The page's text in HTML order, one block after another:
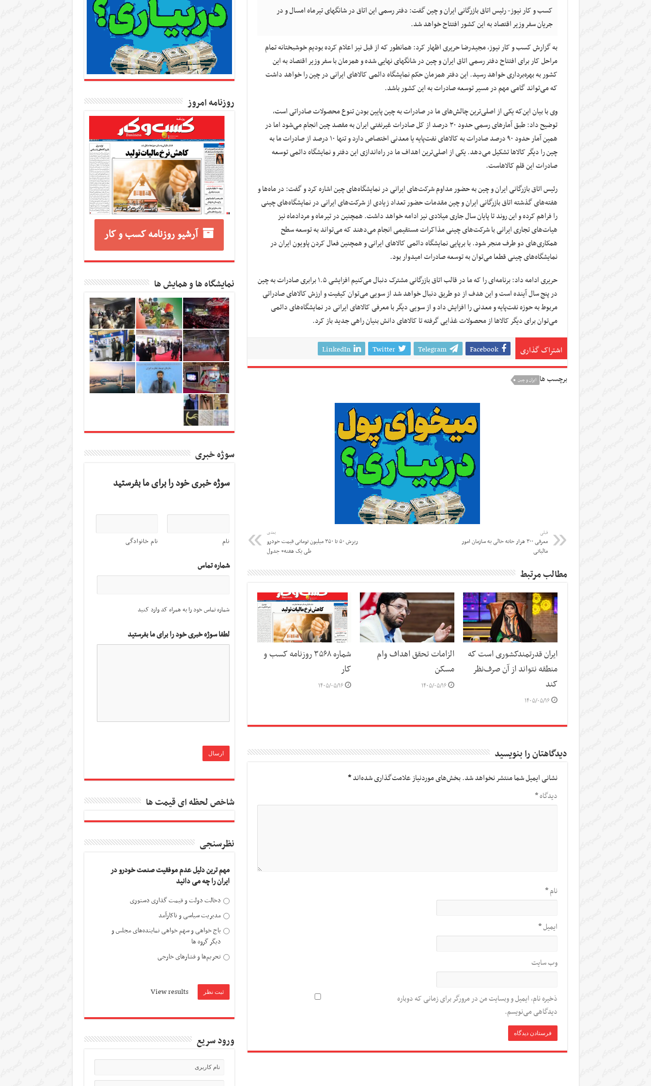
کسب و کار نیوز- رئیس اتاق بازرگانی ایران و چین گفت: دفتر رسمی این اتاق در شانگهای تیرماه امسال و در
جریان سفر وزیر اقتصاد به این کشور افتتاح خواهد شد.
به گزارش کسب و کار نیوز، مجیدرضا حریری اظهار کرد: همانطور که از قبل نیز اعلام کرده بودیم خوشبختانه تمام
مراحل کار برای افتتاح دفتر رسمی اتاق ایران و چین در شانگهای نهایی شده و همزمان با سفر وزیر اقتصاد به این
کشور به بهره‌برداری خواهد رسید. این دفتر همزمان حکم نمایشگاه دائمی کالاهای ایرانی در چین را خواهد داشت
که می‌تواند گامی مهم در مسیر توسعه صادرات به این کشور باشد.
وی با بیان این‌که یکی از اصلی‌ترین چالش‌های ما در صادرات به چین پایین بودن تنوع محصولات صادراتی است،
توضیح داد: طبق آمارهای رسمی حدود ۳۰ درصد از کل صادرات غیرنفتی ایران به مقصد چین انجام می‌شود اما در
همین آمار حدود ۹۰ درصد صادرات به کالاهای نفت‌پایه یا معدنی اختصاص دارد و تنها ۱۰ درصد از صادرات ما به
چین را دیگر کالاها تشکیل می‌دهد. یکی از اصلی‌ترین اهداف ما در راه‌اندازی این دفتر و نمایشگاه دائمی توسعه
صادرات این قلم کالاهاست.
رئیس اتاق بازرگانی ایران و چین به حضور مداوم شرکت‌های ایرانی در نمایشگاه‌های چین اشاره کرد و گفت: در ماه‌ها و
هفته‌های گذشته اتاق بازرگانی ایران و چین مقدمات حضور تعداد زیادی از شرکت‌های ایرانی در نمایشگاه‌های چینی
را فراهم کرده و این روند تا پایان سال جاری میلادی نیز ادامه خواهد داشت. همچنین در تیرماه و مردادماه نیز
هیات‌های تجاری ایرانی با شرکت‌های چینی مذاکرات مستقیمی انجام می‌دهند که می‌تواند به توسعه سطح
همکاری‌های دو طرف منجر شود. با برپایی نمایشگاه‌ دائمی کالاهای ایرانی و همچنین فعال کردن پاویون ایران در
نمایشگاه‌های چینی قطعا می‌توان به توسعه صادرات امیدوار بود.
حریری ادامه داد: برنامه‌ای را که ما در قالب اتاق بازرگانی مشترک دنبال می‌کنیم افزایشی ۱.۵ برابری صادرات به چین
در پنج سال آینده است و این هدف از دو طریق دنبال خواهد شد از سویی می‌توان کیفیت و ارزش کالاهای صادراتی
مربوط به حوزه نفت‌پایه و معدنی را افزایش داد و از سویی دیگر با معرفی کالاهای ایرانی در نمایشگاه‌های دائمی
می‌توان برای دیگر کالاها از محصولات غذایی گرفته تا کالاهای دانش بنیان راهی جدید باز کرد.
اشتراک گذاری Facebook
Telegram
Twitter
LinkedIn
برچسب ها ایران و چین
قبلی
معرفی ۳۰۰ هزار خانه خالی به سازمان امور
مالیاتی
بعدی
ریزش ۵۰ تا ۳۵۰ میلیون تومانی قیمت خودرو
طی یک هفته+ جدول
مطالب مرتبط
ایران قدرتمندکشوری است که
منطقه نتواند از آن صرف‌نظر
کند
۱۴۰۵/۰۵/۱۶
الزامات تحقق اهداف وام
مسکن
۱۴۰۵/۰۵/۱۶
شماره ۳۵۶۸ روزنامه کسب و
کار
۱۴۰۵/۰۵/۱۶
دیدگاهتان را بنویسید
نشانی ایمیل شما منتشر نخواهد شد.بخش‌های موردنیاز علامت‌گذاری شده‌اند*
دیدگاه*
نام*
ایمیل*
وب‌ سایت
ذخیره نام، ایمیل و وبسایت من در مرورگر برای زمانی که دوباره
دیدگاهی می‌نویسم.
روزنامه امروز
آرشیو روزنامه کسب و کار
نمایشگاه ها و همایش ها
سوژه خبری
سوژه خبری خود را برای ما بفرستید
نام نام خانوادگی
شماره تماس
شماره تماس خود را به همراه کد وارد کنید
لطفا سوژه خبری خود را برای ما بفرستید
شاخص لحظه ای قیمت ها
نظرسنجی
مهم ترین دلیل عدم موفقیت صنعت خودرو در
ایران را چه می دانید
دخالت دولت و قیمت گذاری دستوری
مدیریت سیاسی و ناکارآمد
باج خواهی و سهم خواهی نماینده‌های مجلس و
دیگر گروه ها
تحریم‌ها و فشارهای خارجی
View results
ورود سریع